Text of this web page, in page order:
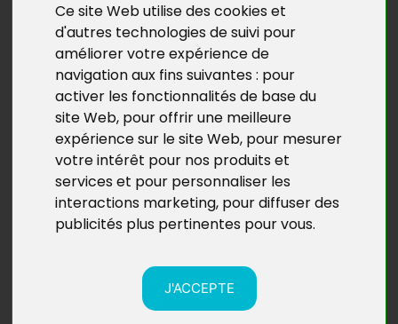
Ce site Web utilise des cookies et
d'autres technologies de suivi pour
améliorer votre expérience de
navigation aux fins suivantes : pour
activer les fonctionnalités de base du
site Web, pour offrir une meilleure
expérience sur le site Web, pour mesurer
votre intérêt pour nos produits et
services et pour personnaliser les
interactions marketing, pour diffuser des
publicités plus pertinentes pour vous.
J'ACCEPTE
Des Europe & Des
Hommes. Chroniques
d’un Tour de France
pour rallumer les
étoiles